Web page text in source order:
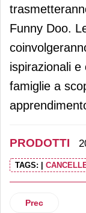
Funny Doo.
ispirazionali
famiglie a
PRODOTTI
TAGS:
Articolo
Prec